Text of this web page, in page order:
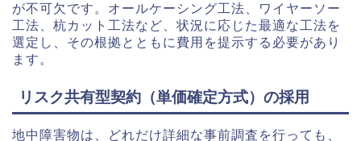
が不可欠です。オールケーシング工法、ワイヤーソー
工法、杭カット工法など、状況に応じた最適な工法を
選定し、その根拠とともに費用を提示する必要があり
ます。
リスク共有型契約（単価確定方式）の採用
地中障害物は、どれだけ詳細な事前調査を行っても、